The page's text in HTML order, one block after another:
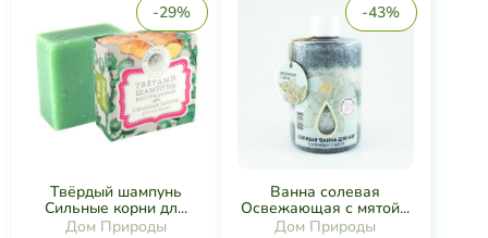
-29%
Твёрдый шампунь
Сильные корни дл...
Дом Природы
-43%
Ванна солевая
Освежающая с мятой...
Дом Природы